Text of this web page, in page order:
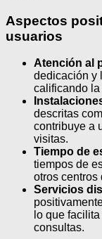
Aspectos
usuarios
Atención al
dedicación y
calificando la
descritas
contribuye a
visitas.
Tiempo de
tiempos de
otros centros
Servicios
lo que
consultas.